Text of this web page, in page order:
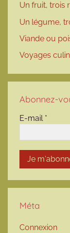
Un fruit, trois
Un légume,
Viande ou
Voyages
Abonnez-
E-mail *
Méta
Connexion